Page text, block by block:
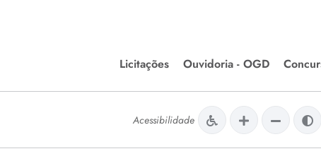
Licitações
Editais de Licitações
Chamamentos Públicos
Ouvidoria - OGD
Meio Ambiente
Acessibilidade